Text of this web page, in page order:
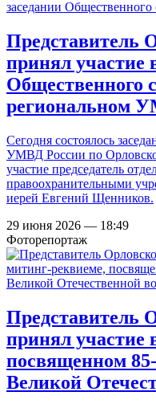
Представитель
принял участие
Общественного
региональном
Сегодня состоялось
УМВД России по
участие председатель
правоохранительными
иерей Евгений Щенников.
29 июня 2026 — 18:49
Фоторепортаж
Представитель
принял участие
посвященном
Великой